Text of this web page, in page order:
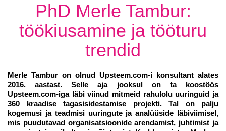
PhD Merle Tambur:
töökiusamine ja tööturu
trendid
Merle Tambur on olnud Upsteem.com-i konsultant alates
2016. aastast. Selle aja jooksul on ta koostöös
Upsteem.com-iga läbi viinud mitmeid rahulolu uuringuid ja
360 kraadise tagasisidestamise projekti. Tal on palju
kogemusi ja teadmisi uuringute ja analüüside läbiviimisel,
mis puudutavad organisatsioonide arendamist, juhtimist ja